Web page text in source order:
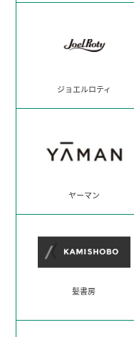
ジョエルロティ
ヤーマン
髪書房